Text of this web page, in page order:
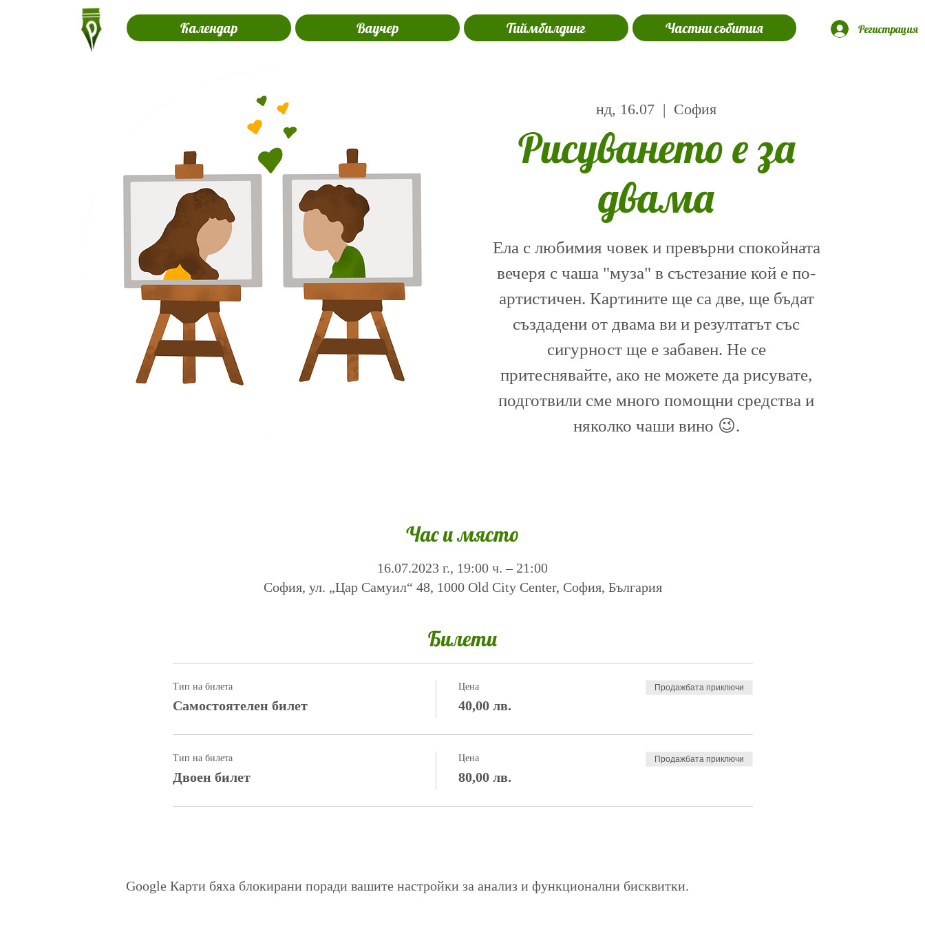
Календар Ваучер Тиймбилдинг Частни събития Регистрация
нд, 16.07
  |
София
Рисуването е за
двама
Ела с любимия човек и превърни спокойната
вечеря с чаша "муза" в състезание кой е по-
артистичен. Картините ще са две, ще бъдат
създадени от двама ви и резултатът със
сигурност ще е забавен. Не се
притеснявайте, ако не можете да рисувате,
подготвили сме много помощни средства и
няколко чаши вино 😉.
Час и място
16.07.2023 г., 19:00 ч. – 21:00
София, ул. „Цар Самуил“ 48, 1000 Old City Center, София, България
Билети
Тип на билета
Самостоятелен билет
Цена
40,00 лв.
Продажбата приключи
Тип на билета
Двоен билет
Цена
80,00 лв.
Продажбата приключи
Google Карти бяха блокирани поради вашите настройки за анализ и функционални бисквитки.